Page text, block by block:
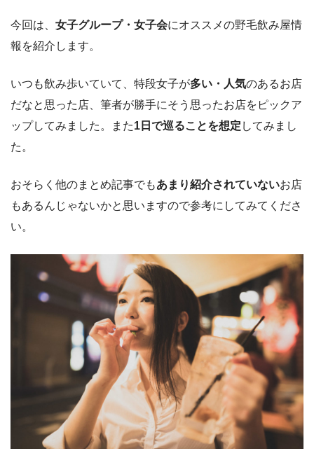
今回は、 女子グループ・女子会にオススメの野毛飲み屋情
報を紹介します。
いつも飲み歩いていて、特段女子が多い・人気のあるお店
だなと思った店、筆者が勝手にそう思ったお店をピックア
ップしてみました。また1日で巡ることを想定 してみまし
た。
おそらく他のまとめ記事でもあまり紹介されていないお店
もあるんじゃないかと思いますので参考にしてみてくださ
い。